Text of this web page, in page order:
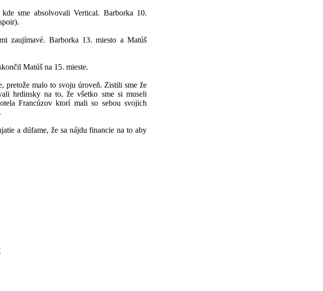
sme absolvovali Vertical. Barborka 10.
zaujímavé. Barborka 13. miesto a Matúš
Matúš na 15. mieste.
pretože malo to svoju úroveň. Zistili sme že
hrdinsky na to, že všetko sme si museli
Francúzov ktorí mali so sebou svojich
a dúfame, že sa nájdu financie na to aby